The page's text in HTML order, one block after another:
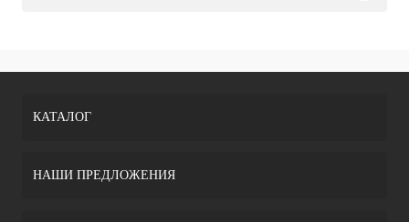
КАТАЛОГ
НАШИ ПРЕДЛОЖЕНИЯ